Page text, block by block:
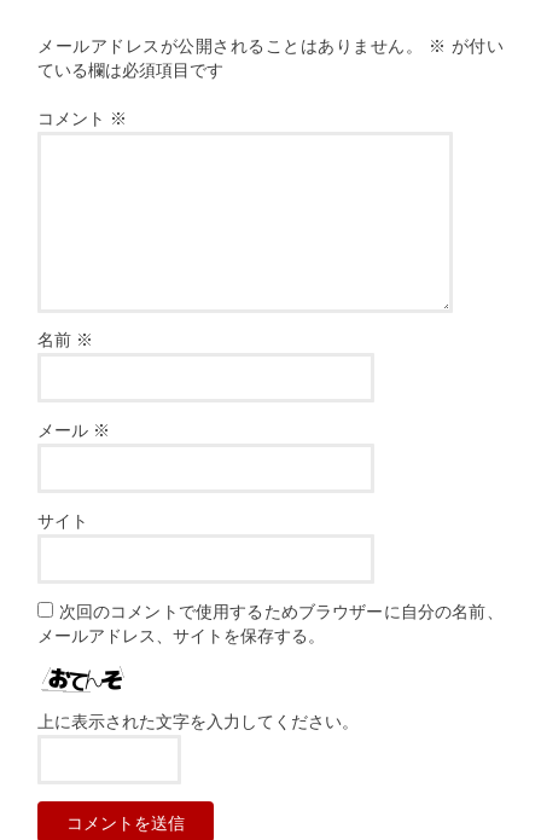
メールアドレスが公開されることはありません。 ※ が付い
ている欄は必須項目です
コメント ※
名前 ※
メール ※
サイト
次回のコメントで使用するためブラウザーに自分の名前、
メールアドレス、サイトを保存する。
上に表示された文字を入力してください。